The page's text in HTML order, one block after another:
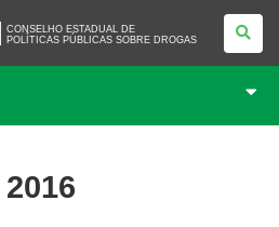
CONSELHO ESTADUAL DE
POLÍTICAS PÚBLICAS SOBRE DROGAS